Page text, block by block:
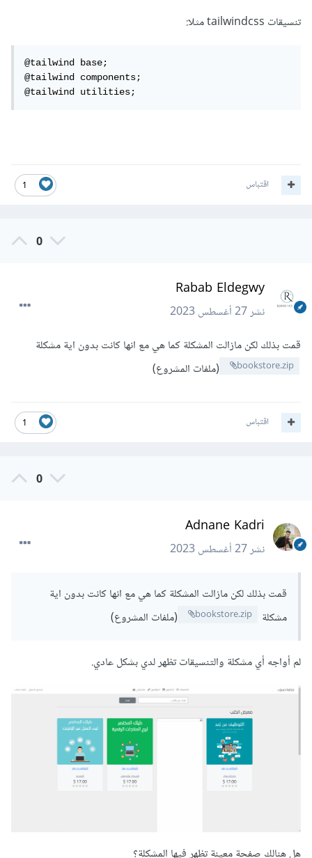
تنسيقات tailwindcss مثلا:
@tailwind base;
@tailwind components;
@tailwind utilities;
1 اقتباس
0
Rabab Eldegwy
نشر27 أغسطس 2023
قمت بذلك لكن مازالت المشكلة كما هي مع انها كانت بدون اية مشكلة
bookstore.zip (ملفات المشروع)
1 اقتباس
0
Adnane Kadri
نشر27 أغسطس 2023
قمت بذلك لكن مازالت المشكلة كما هي مع انها كانت بدون اية
مشكلة
bookstore.zip (ملفات المشروع)
لم أواجه أي مشكلة والتنسيقات تظهر لدي بشكل عادي.
هل هنالك صفحة معينة تظهر فيها المشكلة؟